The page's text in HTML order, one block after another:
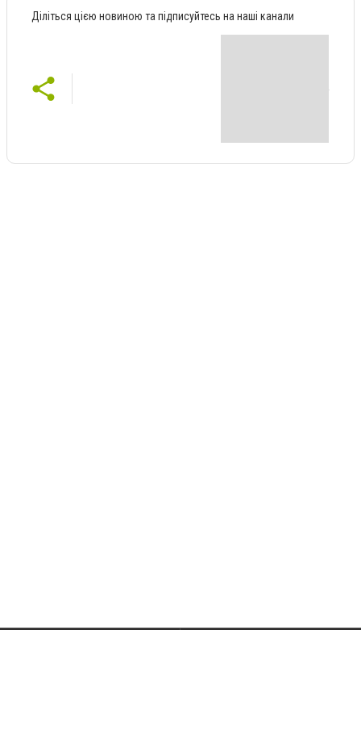
Діліться цією новиною та підписуйтесь на наші канали